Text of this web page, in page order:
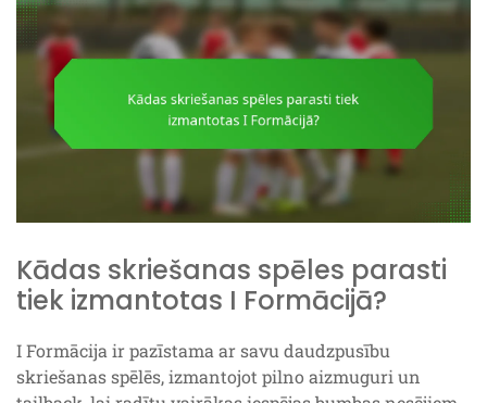
Kādas skriešanas spēles parasti
tiek izmantotas I Formācijā?
I Formācija ir pazīstama ar savu daudzpusību
skriešanas spēlēs, izmantojot pilno aizmuguri un